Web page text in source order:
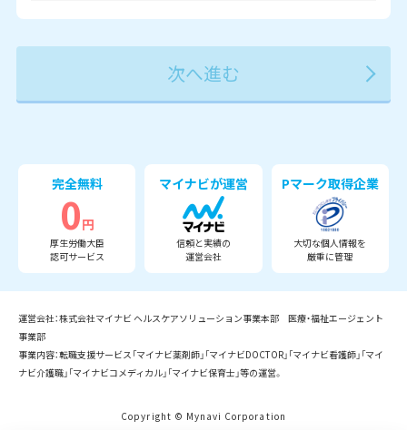
2027年 2028年 2029年 3月
完全無料
0円
厚生労働大臣
認可サービス
マイナビが運営
信頼と実績の
運営会社
Pマーク取得企業
大切な個人情報を
厳重に管理
運営会社：株式会社マイナビ ヘルスケアソリューション事業本部 医療・福祉エージェント
事業部
事業内容：転職支援サービス「マイナビ薬剤師」「マイナビDOCTOR」「マイナビ看護師」「マイ
ナビ介護職」「マイナビコメディカル」「マイナビ保育士」等の運営。
Copyright © Mynavi Corporation